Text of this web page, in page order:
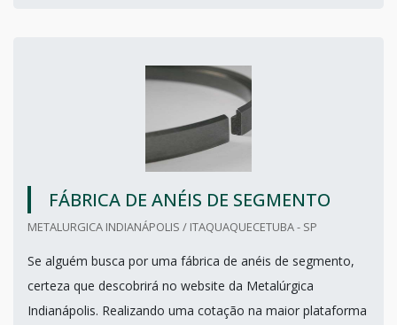
FÁBRICA DE ANÉIS DE SEGMENTO
METALURGICA INDIANÁPOLIS / ITAQUAQUECETUBA - SP
Se alguém busca por uma fábrica de anéis de segmento,
certeza que descobrirá no website da Metalúrgica
Indianápolis. Realizando uma cotação na maior plataforma